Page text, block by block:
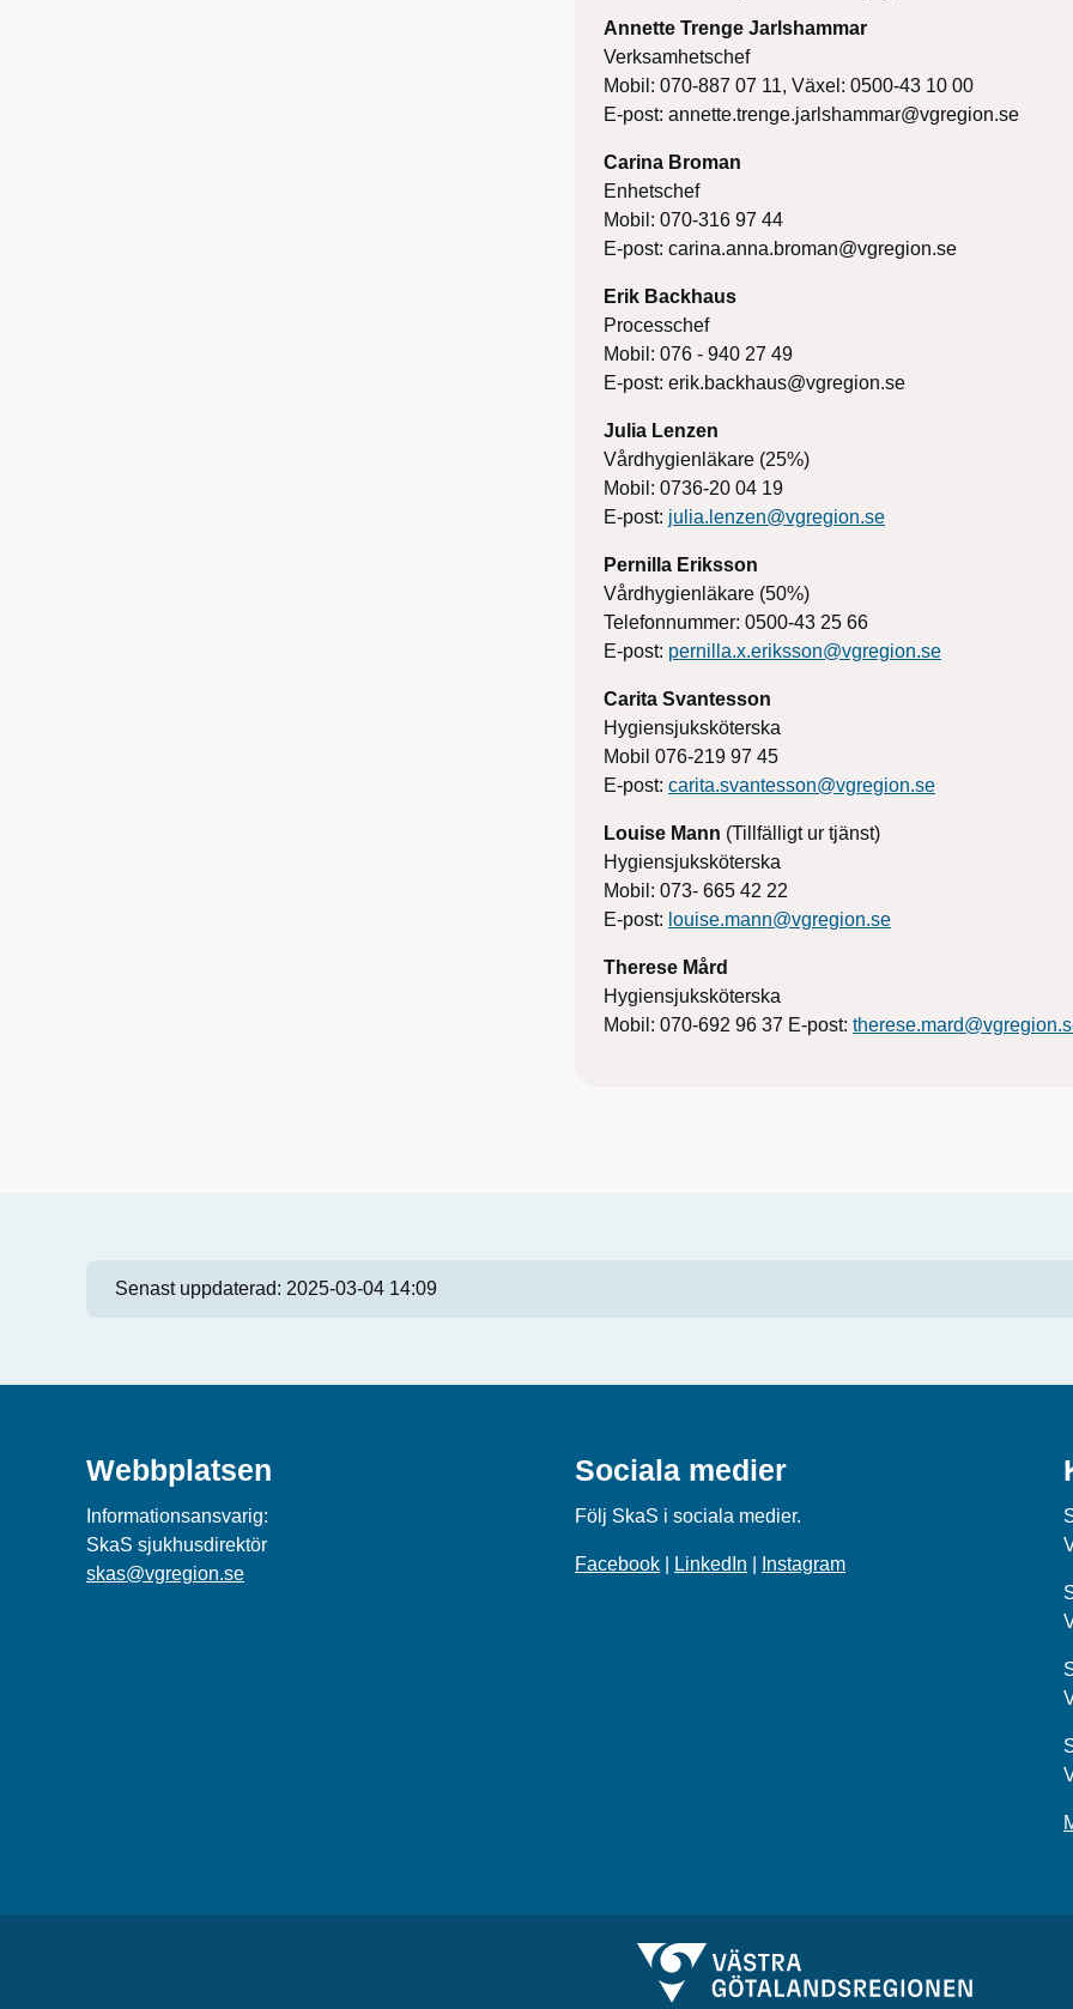
Annette Trenge Jarlshammar
Verksamhetschef
Mobil: 070-887 07 11, Växel: 0500-43 10 00
E-post: annette.trenge.jarlshammar@vgregion.se
Carina Broman
Enhetschef
Mobil: 070-316 97 44
E-post: carina.anna.broman@vgregion.se
Erik Backhaus
Processchef
Mobil: 076 - 940 27 49
E-post: erik.backhaus@vgregion.se
Julia Lenzen
Vårdhygienläkare (25%)
Mobil: 0736-20 04 19
E-post: julia.lenzen@vgregion.se
Pernilla Eriksson
Vårdhygienläkare (50%)
Telefonnummer: 0500-43 25 66
E-post: pernilla.x.eriksson@vgregion.se
Carita Svantesson
Hygiensjuksköterska
Mobil 076-219 97 45
E-post: carita.svantesson@vgregion.se
Louise Mann (Tillfälligt ur tjänst)
Hygiensjuksköterska
Mobil: 073- 665 42 22
E-post: louise.mann@vgregion.se
Therese Mård
Hygiensjuksköterska
Mobil: 070-692 96 37 E-post:
Senast uppdaterad: 2025-03-04 14:09
Webbplatsen
Informationsansvarig:
SkaS sjukhusdirektör
skas@vgregion.se
Sociala medier
Följ SkaS i sociala medier.
Facebook LinkedIn Instagram